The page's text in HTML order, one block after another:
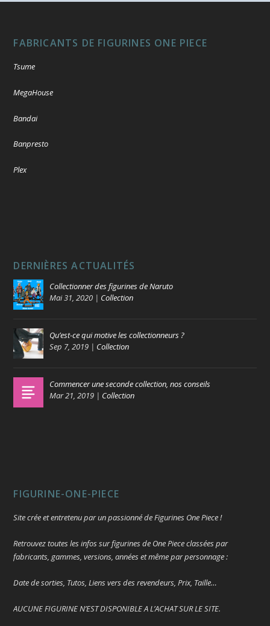
FABRICANTS DE FIGURINES ONE PIECE
Tsume
MegaHouse
Bandai
Banpresto
Plex
DERNIÈRES ACTUALITÉS
Collectionner des figurines de Naruto
Mai 31, 2020 | Collection
Qu’est-ce qui motive les collectionneurs ?
Sep 7, 2019 | Collection
Commencer une seconde collection, nos conseils
Mar 21, 2019 | Collection
FIGURINE-ONE-PIECE
Site crée et entretenu par un passionné de Figurines One Piece !
Retrouvez toutes les infos sur figurines de One Piece classées par
fabricants, gammes, versions, années et même par personnage :
Date de sorties, Tutos, Liens vers des revendeurs, Prix, Taille…
AUCUNE FIGURINE N’EST DISPONIBLE A L’ACHAT SUR LE SITE.